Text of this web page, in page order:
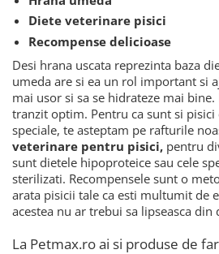
Diete veterinare pisici
Recompense delicioase
Desi hrana uscata reprezinta baza
umeda are si ea un rol important si
mai usor si sa se hidrateze mai
tranzit optim. Pentru ca sunt si
speciale, te asteptam pe rafturile
veterinare pentru pisici, pentru
sunt dietele hipoproteice sau cele
sterilizati. Recompensele sunt o
arata pisicii tale ca esti multumit de
acestea nu ar trebui sa lipseasca din
La Petmax.ro ai si produse de